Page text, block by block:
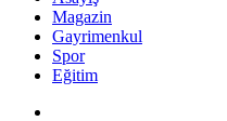
Magazin
Gayrimenkul
Spor
Eğitim